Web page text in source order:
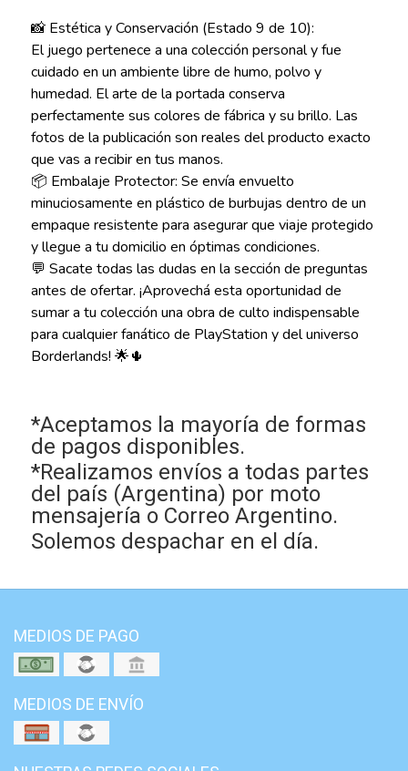
📸 Estética y Conservación (Estado 9 de 10):
El juego pertenece a una colección personal y fue
cuidado en un ambiente libre de humo, polvo y
humedad. El arte de la portada conserva
perfectamente sus colores de fábrica y su brillo. Las
fotos de la publicación son reales del producto exacto
que vas a recibir en tus manos.
📦 Embalaje Protector: Se envía envuelto
minuciosamente en plástico de burbujas dentro de un
empaque resistente para asegurar que viaje protegido
y llegue a tu domicilio en óptimas condiciones.
💬 Sacate todas las dudas en la sección de preguntas
antes de ofertar. ¡Aprovechá esta oportunidad de
sumar a tu colección una obra de culto indispensable
para cualquier fanático de PlayStation y del universo
Borderlands! 🌟🌵
*Aceptamos la mayoría de formas
de pagos disponibles.
*Realizamos envíos a todas partes
del país (Argentina) por moto
mensajería o Correo Argentino.
Solemos despachar en el día.
MEDIOS DE PAGO
MEDIOS DE ENVÍO